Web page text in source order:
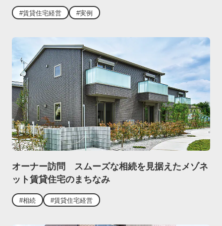
#賃貸住宅経営 #実例
オーナー訪問 スムーズな相続を見据えたメゾネ
ット賃貸住宅のまちなみ
#相続 #賃貸住宅経営